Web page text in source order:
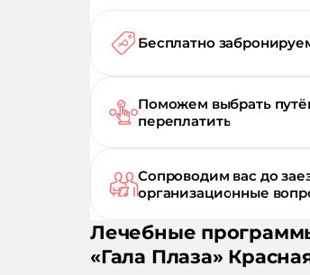
Бесплатно
Поможем выбрать
переплатить
Сопроводим вас до
организационные
Лечебные
«Гала Плаза»